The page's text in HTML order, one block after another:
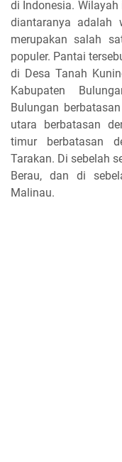
di Indonesia.
diantaranya adalah
merupakan salah
populer. Pantai
di Desa Tanah
Kabupaten
Bulungan
utara berbatasan
timur berbatasan
Tarakan. Di sebelah
Berau, dan di
Malinau.